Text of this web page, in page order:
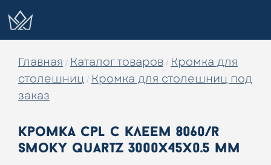
Главная / Каталог товаров / Кромка для
столешниц / Кромка для столешниц под
заказ
кромка cpl с клеем 8060/r
smoky quartz 3000x45x0.5 мм